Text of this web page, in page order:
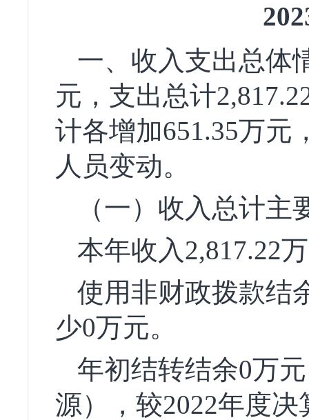
一、收入支出总体
元，支出总计
计各增加651.35万元
人员变动。
（一）收入总计主
本年收入2,817.22
使用非财政拨款结
少0万元。
年初结转结余0万
源），较2022年度